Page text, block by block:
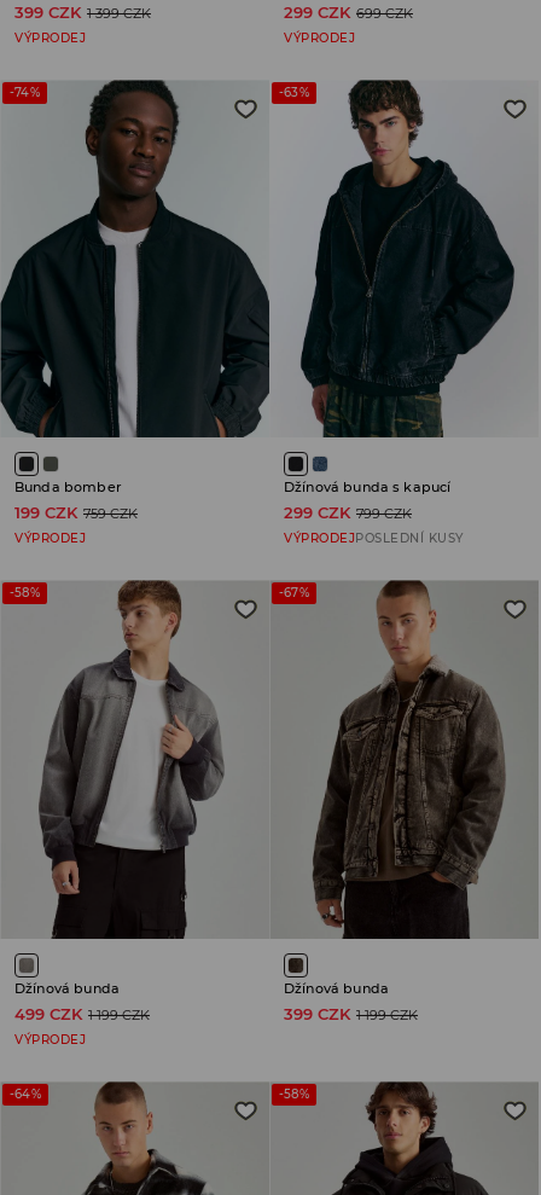
399 CZK 1 399 CZK
VÝPRODEJ
299 CZK 699 CZK
VÝPRODEJ
-74%
Bunda bomber
199 CZK 759 CZK
VÝPRODEJ
-63%
Džínová bunda s kapucí
299 CZK 799 CZK
VÝPRODEJ POSLEDNÍ KUSY
-58%
Džínová bunda
499 CZK 1 199 CZK
VÝPRODEJ
-67%
Džínová bunda
399 CZK 1 199 CZK
-64% -58%